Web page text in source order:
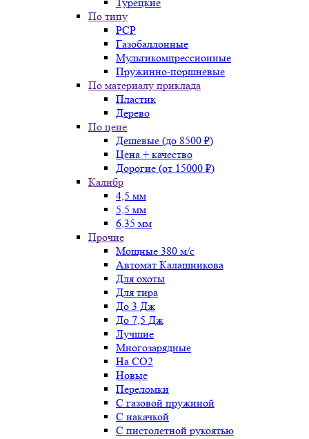
По типу
PCP
Газобаллонные
Мультикомпрессионные
Пружинно-поршневые
По материалу приклада
Пластик
Дерево
По цене
Дешевые (до 8500 ₽)
Цена + качество
Дорогие (от 15000 ₽)
Калибр
4,5 мм
5,5 мм
6,35 мм
Прочие
Мощные 380 м/с
Автомат Калашникова
Для охоты
Для тира
До 3 Дж
До 7,5 Дж
Лучшие
Многозарядные
На CO2
Новые
Переломки
С газовой пружиной
С накачкой
С пистолетной рукоятью